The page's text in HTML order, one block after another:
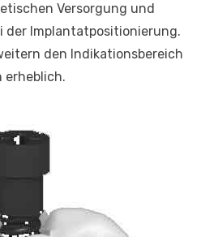
Versorgung und
der Implantatpositionierung.
den Indikationsbereich
erheblich.